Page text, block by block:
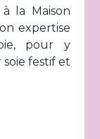
la Maison
expertise
pour y
festif et